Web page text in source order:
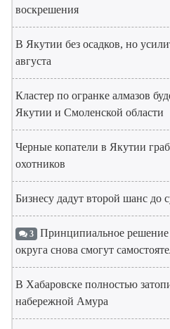
воскрешения
В Якутии без осадков, но
августа
Кластер по огранке алмазов
Якутии и Смоленской области
Черные копатели в Якутии
охотников
Бизнесу дадут второй шанс до
3 Принципиальное решение
округа снова смогут
В Хабаровске полностью
набережной Амура